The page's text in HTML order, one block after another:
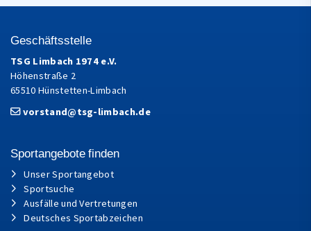
Geschäftsstelle
TSG Limbach 1974 e.V.
Höhenstraße 2
65510 Hünstetten-Limbach
vorstand@tsg-limbach.de
Sportangebote finden
Unser Sportangebot
Sportsuche
Ausfälle und Vertretungen
Deutsches Sportabzeichen